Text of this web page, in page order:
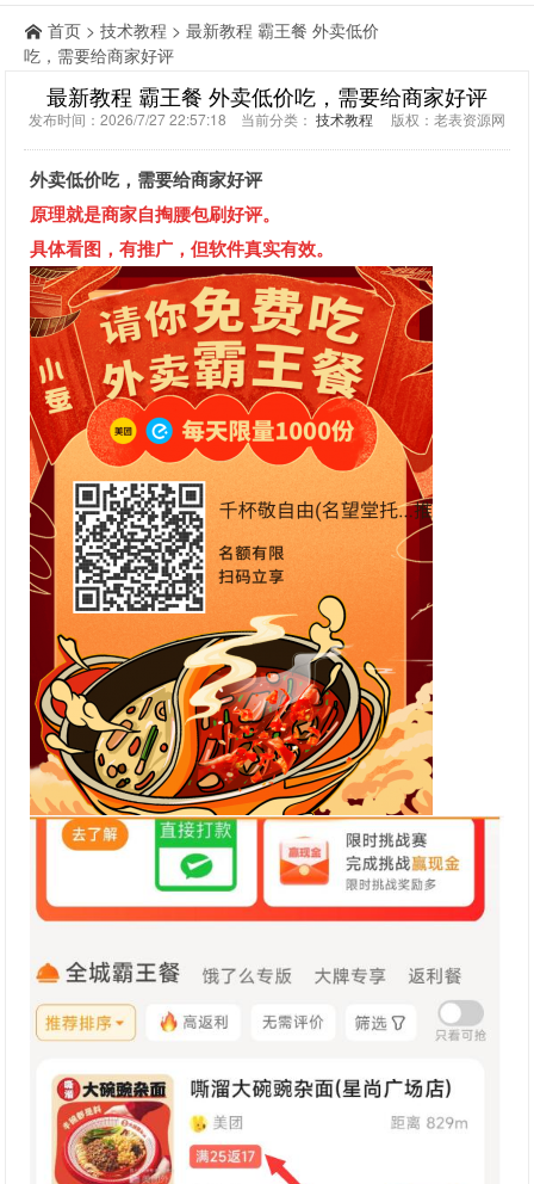
首页 > 技术教程 > 最新教程 霸王餐 外卖低价
吃，需要给商家好评
最新教程 霸王餐 外卖低价吃，需要给商家好评
发布时间：2026/7/27 22:57:18 当前分类： 技术教程 版权：老表资源网
外卖低价吃，需要给商家好评
原理就是商家自掏腰包刷好评。
具体看图，有推广，但软件真实有效。